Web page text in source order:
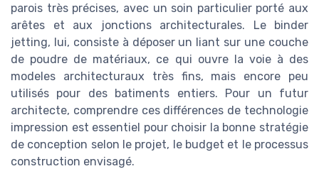
parois très précises, avec un soin particulier porté aux
arêtes et aux jonctions architecturales. Le binder
jetting, lui, consiste à déposer un liant sur une couche
de poudre de matériaux, ce qui ouvre la voie à des
modeles architecturaux très fins, mais encore peu
utilisés pour des batiments entiers. Pour un futur
architecte, comprendre ces différences de technologie
impression est essentiel pour choisir la bonne stratégie
de conception selon le projet, le budget et le processus
construction envisagé.